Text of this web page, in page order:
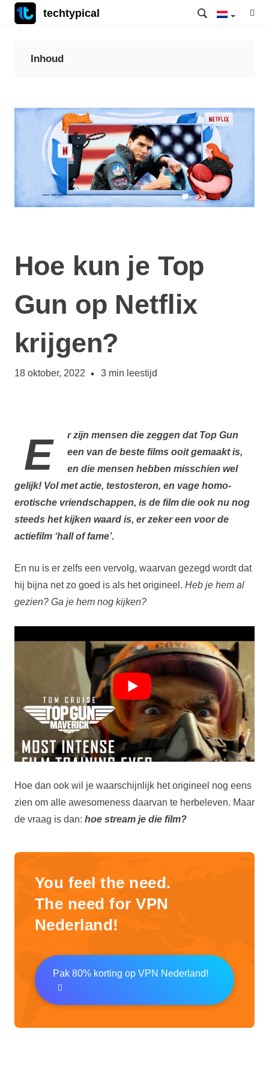
techtypical
Hoe kun je Top
Gun op Netflix
krijgen?
18 oktober, 2022 3 min leestijd
Er zijn mensen die zeggen dat Top Gun
een van de beste films ooit gemaakt is,
en die mensen hebben misschien wel
gelijk! Vol met actie, testosteron, en vage homo-
erotische vriendschappen, is de film die ook nu nog
steeds het kijken waard is, er zeker een voor de
actiefilm ‘hall of fame’.
En nu is er zelfs een vervolg, waarvan gezegd wordt dat
hij bijna net zo goed is als het origineel. Heb je hem al
gezien? Ga je hem nog kijken?
Hoe dan ook wil je waarschijnlijk het origineel nog eens
zien om alle awesomeness daarvan te herbeleven. Maar
de vraag is dan: hoe stream je die film?
You feel the need.
The need for VPN
Nederland!
Pak 80% korting op VPN Nederland!
Inhoud